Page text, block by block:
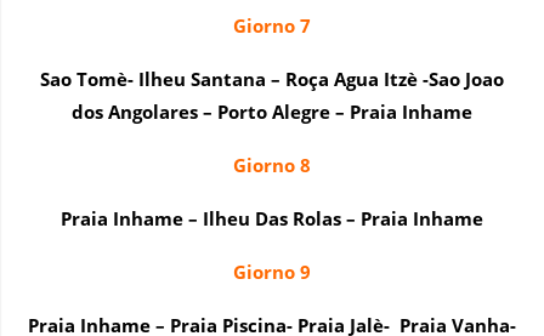
Giorno 7
Sao Tomè- Ilheu Santana – Roça Agua Itzè -Sao Joao
dos Angolares – Porto Alegre – Praia Inhame
Giorno 8
Praia Inhame – Ilheu Das Rolas – Praia Inhame
Giorno 9
Praia Inhame – Praia Piscina- Praia Jalè- Praia Vanha-